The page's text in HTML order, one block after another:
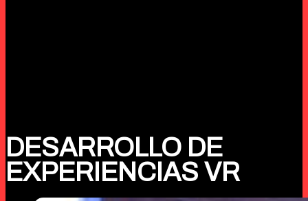
DESARROLLO DE
EXPERIENCIAS VR